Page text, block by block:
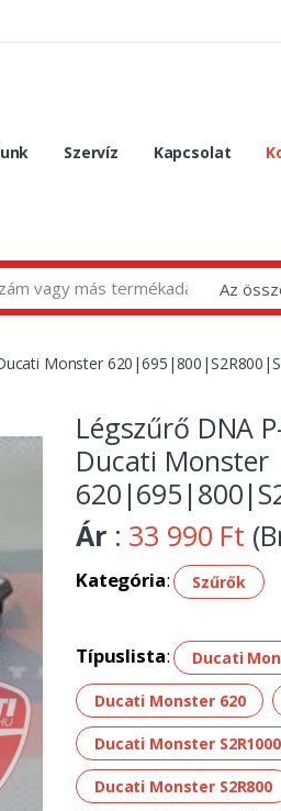
Szervíz Kapcsolat
Az
Monster
Légszűrő DNA
Ducati Monster
Ár : 33 990 Ft
Kategória: Szűrők
Típuslista: Ducati
Ducati Monster 620
Ducati Monster S2R1000
Ducati Monster S2R800